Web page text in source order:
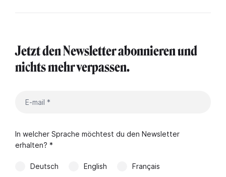
Jetzt den Newsletter abonnieren und
nichts mehr verpassen.
In welcher Sprache möchtest du den Newsletter
erhalten? *
Deutsch English Français